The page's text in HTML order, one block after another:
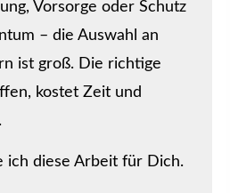
Vorsorge oder Schutz
– die Auswahl an
ist groß. Die richtige
kostet Zeit und
ich diese Arbeit für Dich.